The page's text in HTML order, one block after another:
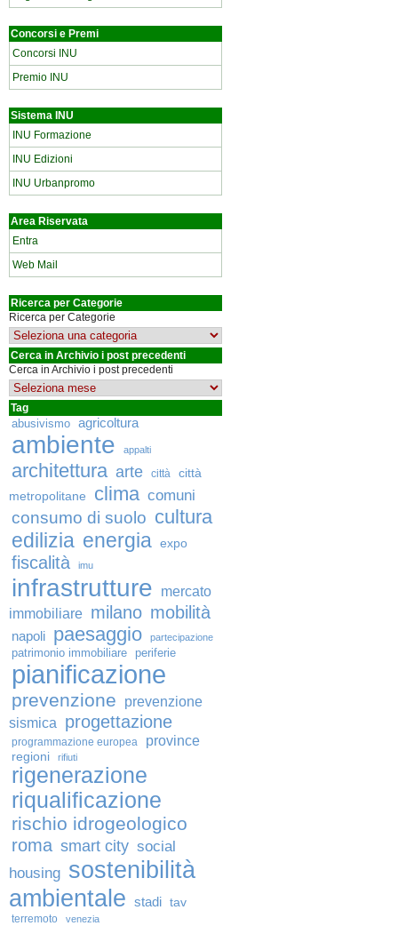
Concorsi e Premi
Concorsi INU
Premio INU
Sistema INU
INU Formazione
INU Edizioni
INU Urbanpromo
Area Riservata
Entra
Web Mail
Ricerca per Categorie
Ricerca per Categorie
Cerca in Archivio i post precedenti
Cerca in Archivio i post precedenti
Tag
abusivismo agricoltura
ambiente appalti
architettura arte città
città
metropolitane
clima comuni
consumo di suolo cultura
edilizia energia expo
fiscalità imu
infrastrutture
mercato
immobiliare milano mobilità
napoli paesaggio partecipazione
patrimonio immobiliare periferie
pianificazione
prevenzione
prevenzione
sismica
progettazione
programmazione europea province
regioni rifiuti
rigenerazione
riqualificazione
rischio idrogeologico
roma smart city social
housing sostenibilità
ambientale stadi tav
terremoto venezia